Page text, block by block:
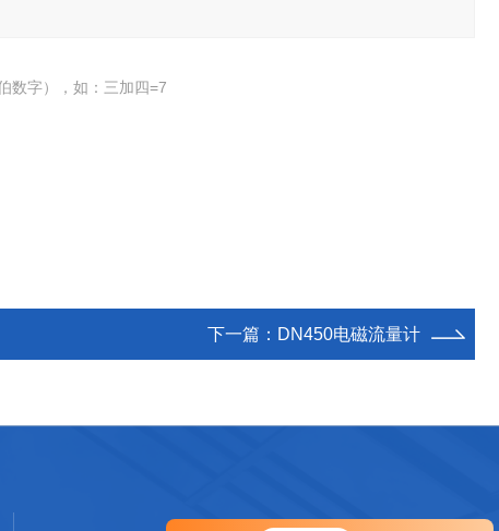
数字），如：三加四=7
下一篇： DN450电磁流量计